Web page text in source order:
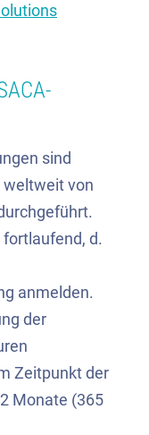
sind
von
fortlaufend, d.
anmelden.
der
Zeitpunkt der
Monate (365